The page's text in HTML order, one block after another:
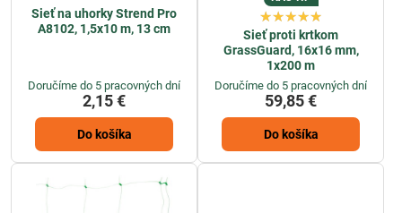
Sieť na uhorky Strend Pro
A8102, 1,5x10 m, 13 cm
Doručíme do 5 pracovných dní
2,15 €
Do košíka
Sieť proti krtkom
GrassGuard, 16x16 mm,
1x200 m
Doručíme do 5 pracovných dní
59,85 €
Do košíka